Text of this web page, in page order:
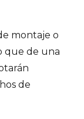
montaje o
que de una
de